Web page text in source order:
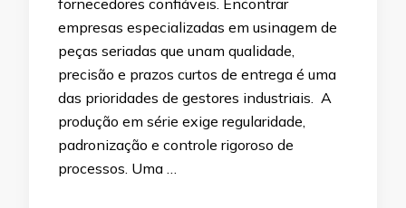
fornecedores confiáveis. Encontrar
empresas especializadas em usinagem de
peças seriadas que unam qualidade,
precisão e prazos curtos de entrega é uma
das prioridades de gestores industriais. A
produção em série exige regularidade,
padronização e controle rigoroso de
processos. Uma …